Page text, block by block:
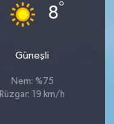
8°
Güneşli
Nem: %75
Rüzgar: 19 km/h